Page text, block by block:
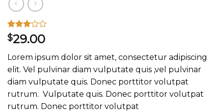
3.00
trên 5
trên
2
đánh
giá
$29.00
Lorem ipsum dolor sit amet, consectetur adipiscing
elit. Vel pulvinar diam vulputate quis ,vel pulvinar
diam vulputate quis. Donec porttitor volutpat
rutrum. Vulputate quis. Donec porttitor volutpat
rutrum. Donec porttitor volutpat